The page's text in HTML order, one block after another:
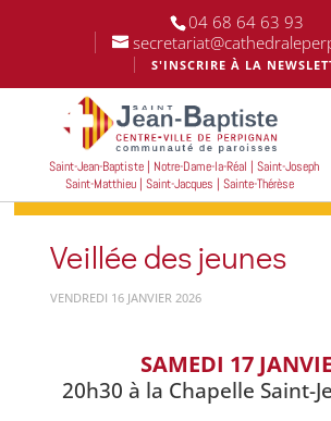
04 68 64 63 93
S'INSCRIRE À LA
Saint-Jean-Baptiste | Notre-Dame-la-Réal | Saint-Joseph
Saint-Matthieu | Saint-Jacques | Sainte-Thérèse
Veillée des jeunes
VENDREDI 16 JANVIER 2026
SAMEDI 17
20h30 à la Chapelle Saint-